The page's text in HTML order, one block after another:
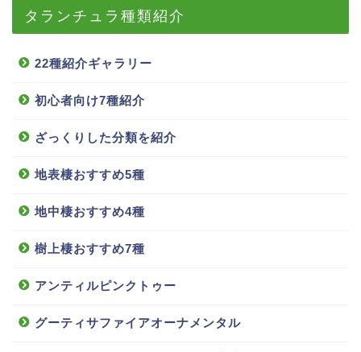
タランチュラ種類紹介
22種紹介ギャラリー
初心者向け7種紹介
ざっくりした分類を紹介
地表棲おすすめ5種
地中棲おすすめ4種
樹上棲おすすめ7種
アンティルピンクトゥー
グーティサファイアオーナメンタル